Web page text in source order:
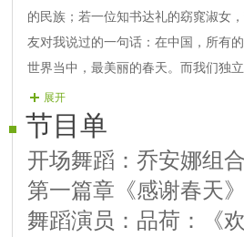
的民族；若一位知书达礼的窈窕淑女
友对我说过的一句话：在中国，所有
世界当中，最美丽的春天。而我们独
国怀抱里在军人之家，独立三军这块
这块土地上生根发芽，开花结果。
展开
节目单
开场舞蹈：乔安娜组
第一篇章《感谢春天》
舞蹈演员：品荷：《欢